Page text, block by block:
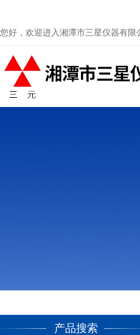
您好，欢迎进入湘潭市三星仪器有限
产品搜索